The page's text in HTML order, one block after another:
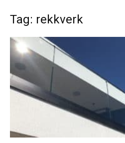
Tag: rekkverk